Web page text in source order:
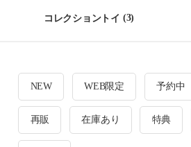
コレクショントイ (3)
NEW WEB限定 予約中
再販 在庫あり 特典